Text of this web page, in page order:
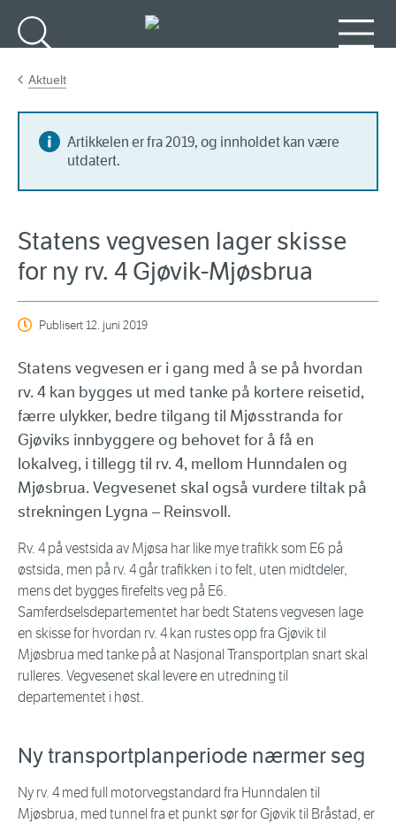
Aktuelt
Artikkelen er fra 2019, og innholdet kan være
utdatert.
Statens vegvesen lager skisse
for ny rv. 4 Gjøvik-Mjøsbrua
Publisert12. juni 2019
Statens vegvesen er i gang med å se på hvordan
rv. 4 kan bygges ut med tanke på kortere reisetid,
færre ulykker, bedre tilgang til Mjøsstranda for
Gjøviks innbyggere og behovet for å få en
lokalveg, i tillegg til rv. 4, mellom Hunndalen og
Mjøsbrua. Vegvesenet skal også vurdere tiltak på
strekningen Lygna – Reinsvoll.
Rv. 4 på vestsida av Mjøsa har like mye trafikk som E6 på
østsida, men på rv. 4 går trafikken i to felt, uten midtdeler,
mens det bygges firefelts veg på E6.
Samferdselsdepartementet har bedt Statens vegvesen lage
en skisse for hvordan rv. 4 kan rustes opp fra Gjøvik til
Mjøsbrua med tanke på at Nasjonal Transportplan snart skal
rulleres. Vegvesenet skal levere en utredning til
departementet i høst.
Ny transportplanperiode nærmer seg
Ny rv. 4 med full motorvegstandard fra Hunndalen til
Mjøsbrua, med tunnel fra et punkt sør for Gjøvik til Bråstad, er